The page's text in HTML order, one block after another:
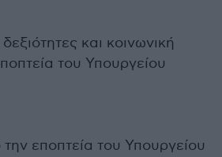
και κοινωνική
του Υπουργείου
εποπτεία του Υπουργείου